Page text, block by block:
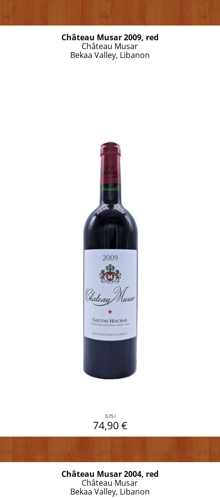
Château Musar 2009, red
Château Musar
Bekaa Valley, Libanon
0,75 l
74,90 €
Château Musar 2004, red
Château Musar
Bekaa Valley, Libanon